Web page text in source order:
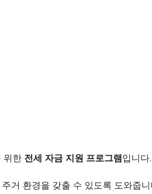
위한 전세 자금 지원 프로그램입니다.
거 환경을 갖출 수 있도록 도와줍니